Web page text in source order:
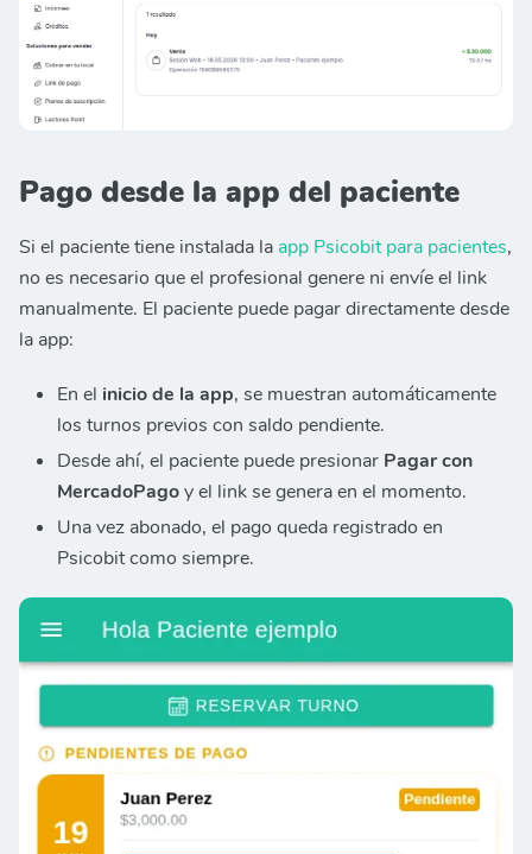
Pago desde la app del paciente
Si el paciente tiene instalada la app Psicobit para pacientes,
no es necesario que el profesional genere ni envíe el link
manualmente. El paciente puede pagar directamente desde
la app:
En el inicio de la app, se muestran automáticamente
los turnos previos con saldo pendiente.
Desde ahí, el paciente puede presionar Pagar con
MercadoPagoy el link se genera en el momento.
Una vez abonado, el pago queda registrado en
Psicobit como siempre.